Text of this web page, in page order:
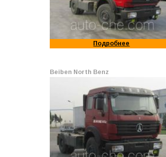
Подробнее
Beiben North Benz